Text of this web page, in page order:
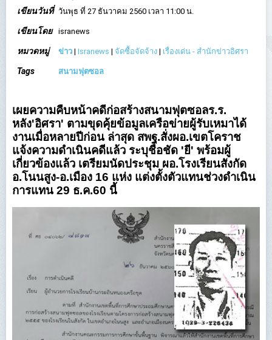
เขียนวันที่ วันพุธ ที่ 27 ธันวาคม 2560 เวลา 11:00 น.
เขียนโดย isranews
หมวดหมู่ ข่าว | Isranews | จัดซื้อจัดจ้าง | เรื่องเด่น - สำนักข่าวอิศรา
Tags สนามฟุตซอล
เผยความคืบหน้าคดีก่อสร้างสนามฟุตซอลร.ร.
หลัง'อิศรา' ตามขุดคุ้ยข้อมูลเครือข่ายผู้รับเหมาได้
งานเมื่อหลายปีก่อน ล่าสุด สพฐ.สั่งผอ.เขตโคราช
แจ้งความดำเนินคดีแล้ว ระบุชื่อชัด 'ยี' พร้อมผู้
เกี่ยวข้องแล้ว เตรียมนัดประชุม ผอ.โรงเรียนสังกัด
อ.โนนสูง-อ.เมือง 16 แห่ง แต่งตั้งตัวแทนช่วงดำเนิน
การแทน 29 ธ.ค.60 นี้